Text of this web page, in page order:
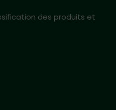
des produits et